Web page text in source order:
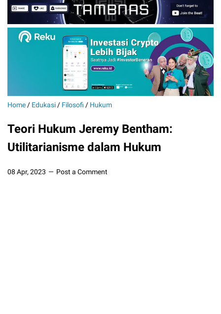
Home / Edukasi / Filosofi / Hukum
Teori Hukum Jeremy Bentham:
Utilitarianisme dalam Hukum
08 Apr, 2023 Post a Comment